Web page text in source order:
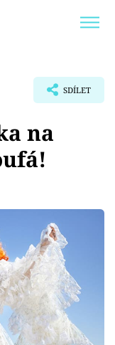
SDÍLET
na